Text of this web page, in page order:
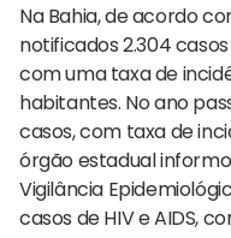
Na Bahia, de acordo
notificados 2.304
com uma taxa de
habitantes. No ano
casos, com taxa de
órgão estadual
Vigilância
casos de HIV e AIDS,